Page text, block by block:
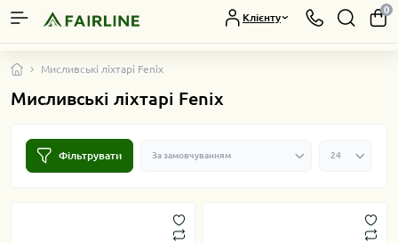
Клієнту
0
Мисливські ліхтарі Fenix
Мисливські ліхтарі Fenix
Фільтрувати